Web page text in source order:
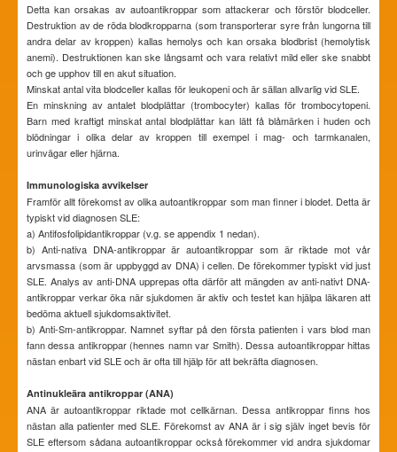
Detta kan orsakas av autoantikroppar som attackerar och förstör blodceller.
Destruktion av de röda blodkropparna (som transporterar syre från lungorna till
andra delar av kroppen) kallas hemolys och kan orsaka blodbrist (hemolytisk
anemi). Destruktionen kan ske långsamt och vara relativt mild eller ske snabbt
och ge upphov till en akut situation.
Minskat antal vita blodceller kallas för leukopeni och är sällan allvarlig vid SLE.
En minskning av antalet blodplättar (trombocyter) kallas för trombocytopeni.
Barn med kraftigt minskat antal blodplättar kan lätt få blåmärken i huden och
blödningar i olika delar av kroppen till exempel i mag- och tarmkanalen,
urinvägar eller hjärna.
Immunologiska avvikelser
Framför allt förekomst av olika autoantikroppar som man finner i blodet. Detta är
typiskt vid diagnosen SLE:
a) Antifosfolipidantikroppar (v.g. se appendix 1 nedan).
b) Anti-nativa DNA-antikroppar är autoantikroppar som är riktade mot vår
arvsmassa (som är uppbyggd av DNA) i cellen. De förekommer typiskt vid just
SLE. Analys av anti-DNA upprepas ofta därför att mängden av anti-nativt DNA-
antikroppar verkar öka när sjukdomen är aktiv och testet kan hjälpa läkaren att
bedöma aktuell sjukdomsaktivitet.
b) Anti-Sm-antikroppar. Namnet syftar på den första patienten i vars blod man
fann dessa antikroppar (hennes namn var Smith). Dessa autoantikroppar hittas
nästan enbart vid SLE och är ofta till hjälp för att bekräfta diagnosen.
Antinukleära antikroppar (ANA)
ANA är autoantikroppar riktade mot cellkärnan. Dessa antikroppar finns hos
nästan alla patienter med SLE. Förekomst av ANA är i sig själv inget bevis för
SLE eftersom sådana autoantikroppar också förekommer vid andra sjukdomar